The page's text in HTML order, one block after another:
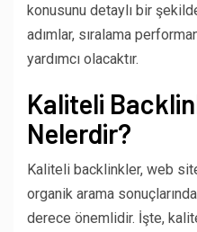
konusunu detaylı bir
adımlar, sıralama
yardımcı olacaktır.
Kaliteli
Nelerdir?
Kaliteli backlinkler, web
organik arama
derece önemlidir. İşte,